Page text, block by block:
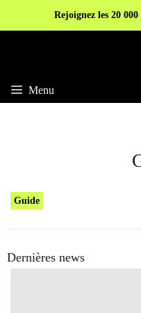
Rejoignez les 20
Menu
Guide
Dernières news